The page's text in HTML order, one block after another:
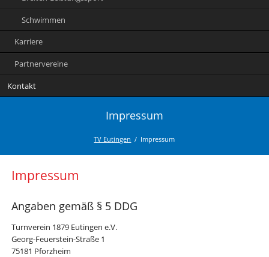
Schwimmen
Karriere
Partnervereine
Kontakt
Impressum
TV Eutingen Impressum
Impressum
Angaben gemäß § 5 DDG
Turnverein 1879 Eutingen e.V.
Georg-Feuerstein-Straße 1
75181 Pforzheim